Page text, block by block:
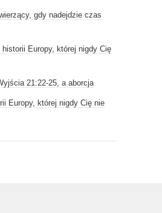
gdy nadejdzie czas
historii Europy, której nigdy Cię
21:22-25, a aborcja
Europy, której nigdy Cię nie